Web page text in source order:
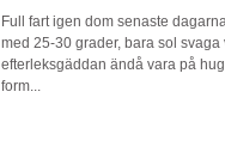
Full fart igen dom senaste
med 25-30 grader, bara sol
efterleksgäddan ändå vara på
form...